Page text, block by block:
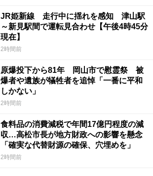
JR姫新線 走行中に揺れを感知 津山駅
～新見駅間で運転見合わせ【午後4時45分
現在】
2時間前
原爆投下から81年 岡山市で慰霊祭 被
爆者や遺族が犠牲者を追悼「一番に平和
しかない」
2時間前
食料品の消費減税で年間17億円程度の減
収…高松市長が地方財政への影響を懸念
「確実な代替財源の確保、穴埋めを」
2時間前